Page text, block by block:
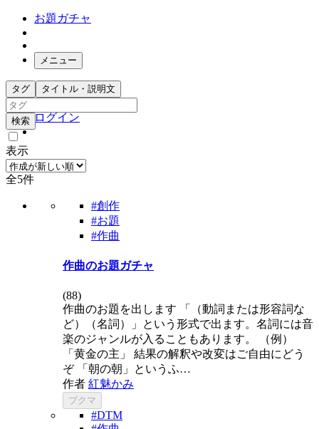
お題ガチャ
メニュー
お題箱
ガチャ検索
ログイン
タグ タイトル・説明文
検索
表示
全5件
#創作
#お題
#作曲
作曲のお題ガチャ
(88)
作曲のお題を出します 「（動詞または形容詞な
ど）（名詞）」という形式で出ます。名詞には音
楽のジャンルが入ることもあります。 （例）
「黄金の主」 結果の解釈や改変はご自由にどう
ぞ 「朝の朝」というふ…
作者 紅魅かみ
ブクマ
#DTM